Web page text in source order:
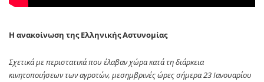
Η ανακοίνωση της Ελληνικής Αστυνομίας
Σχετικά με περιστατικά που έλαβαν χώρα κατά τη διάρκεια
κινητοποιήσεων των αγροτών, μεσημβρινές ώρες σήμερα 23 Ιανουαρίου